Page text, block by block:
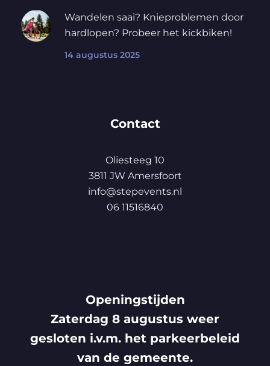
Wandelen saai? Knieproblemen door
hardlopen? Probeer het kickbiken!
14 augustus 2025
Contact
Oliesteeg 10
3811 JW Amersfoort
info@stepevents.nl
06 11516840
Openingstijden
Zaterdag 8 augustus weer
gesloten i.v.m. het parkeerbeleid
van de gemeente.